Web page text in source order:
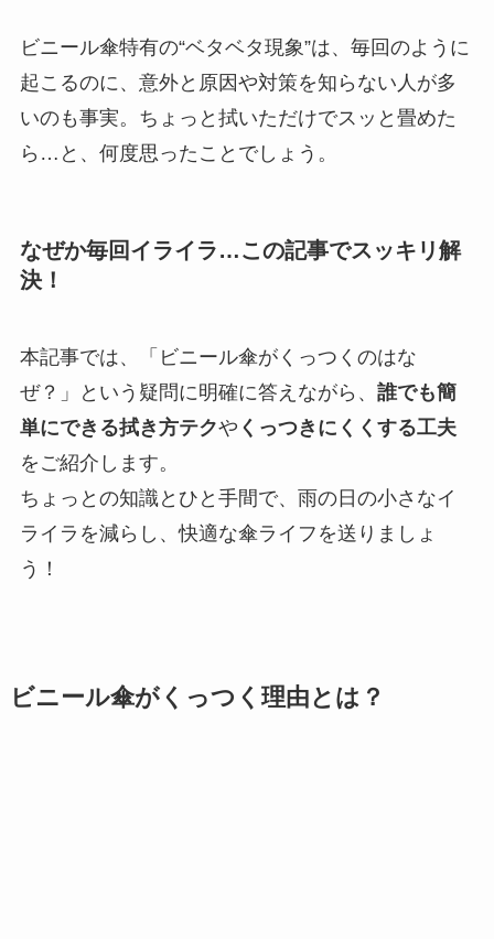
ビニール傘特有の“ベタベタ現象”は、毎回のように
起こるのに、意外と原因や対策を知らない人が多
いのも事実。ちょっと拭いただけでスッと畳めた
ら…と、何度思ったことでしょう。
なぜか毎回イライラ…この記事でスッキリ解
決！
本記事では、「ビニール傘がくっつくのはな
ぜ？」という疑問に明確に答えながら、 誰でも簡
単にできる拭き方テクや くっつきにくくする工夫
をご紹介します。
ちょっとの知識とひと手間で、雨の日の小さなイ
ライラを減らし、快適な傘ライフを送りましょ
う！
ビニール傘がくっつく理由とは？